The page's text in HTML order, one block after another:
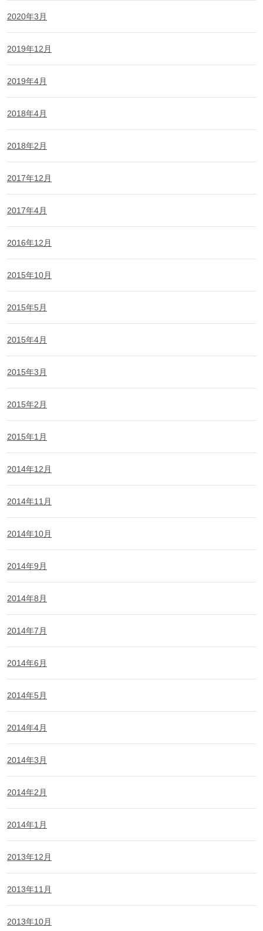
2020年3月
2019年12月
2019年4月
2018年4月
2018年2月
2017年12月
2017年4月
2016年12月
2015年10月
2015年5月
2015年4月
2015年3月
2015年2月
2015年1月
2014年12月
2014年11月
2014年10月
2014年9月
2014年8月
2014年7月
2014年6月
2014年5月
2014年4月
2014年3月
2014年2月
2014年1月
2013年12月
2013年11月
2013年10月